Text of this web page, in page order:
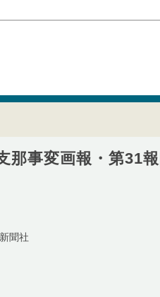
那事変画報・第31
聞社